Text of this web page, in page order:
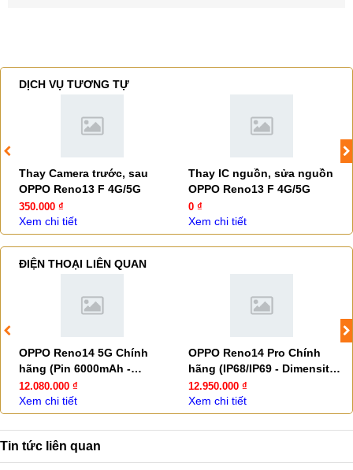
DỊCH VỤ TƯƠNG TỰ
Thay Camera trước, sau
OPPO Reno13 F 4G/5G
350.000 ₫
Xem chi tiết
Thay IC nguồn, sửa nguồn
OPPO Reno13 F 4G/5G
0 ₫
Xem chi tiết
ĐIỆN THOẠI LIÊN QUAN
OPPO Reno14 5G Chính
hãng (Pin 6000mAh -
IP68/IP69)
12.080.000 ₫
Xem chi tiết
OPPO Reno14 Pro Chính
hãng (IP68/IP69 - Dimensity
8450)
12.950.000 ₫
Xem chi tiết
Tin tức liên quan